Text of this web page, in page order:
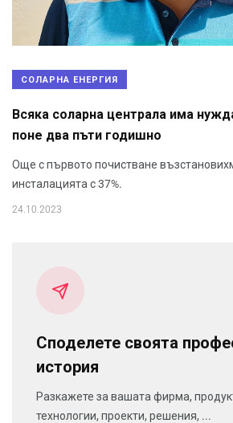
СОЛАРНА ЕНЕРГИЯ
Всяка соларна централа има
поне два пъти годишно
Още с първото почистване
инсталацията с 37%.
24.10.2023
Споделете своята
история
Разкажете за вашата фирма,
технологии, проекти, решения, ...